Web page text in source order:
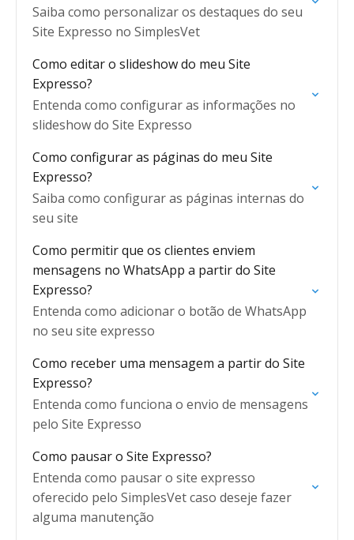
Saiba como personalizar os destaques do seu
Site Expresso no SimplesVet
Como editar o slideshow do meu Site
Expresso?
Entenda como configurar as informações no
slideshow do Site Expresso
Como configurar as páginas do meu Site
Expresso?
Saiba como configurar as páginas internas do
seu site
Como permitir que os clientes enviem
mensagens no WhatsApp a partir do Site
Expresso?
Entenda como adicionar o botão de WhatsApp
no seu site expresso
Como receber uma mensagem a partir do Site
Expresso?
Entenda como funciona o envio de mensagens
pelo Site Expresso
Como pausar o Site Expresso?
Entenda como pausar o site expresso
oferecido pelo SimplesVet caso deseje fazer
alguma manutenção